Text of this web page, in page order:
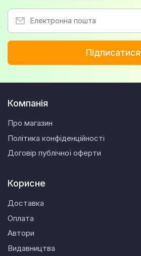
Підписатися
Компанія
Про магазин
Політика конфіденційності
Договір публічної оферти
Корисне
Доставка
Оплата
Автори
Видавництва